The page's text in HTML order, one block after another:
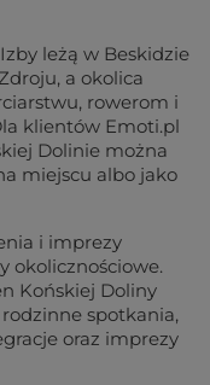
leżą w Beskidzie
a okolica
rowerom i
klientów Emoti.pl
Dolinie można
miejscu albo jako
i imprezy
okolicznościowe.
Końskiej Doliny
spotkania,
oraz imprezy